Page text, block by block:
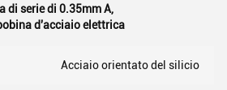
di serie di 0.35mm A,
d'acciaio elettrica
Acciaio orientato del silicio